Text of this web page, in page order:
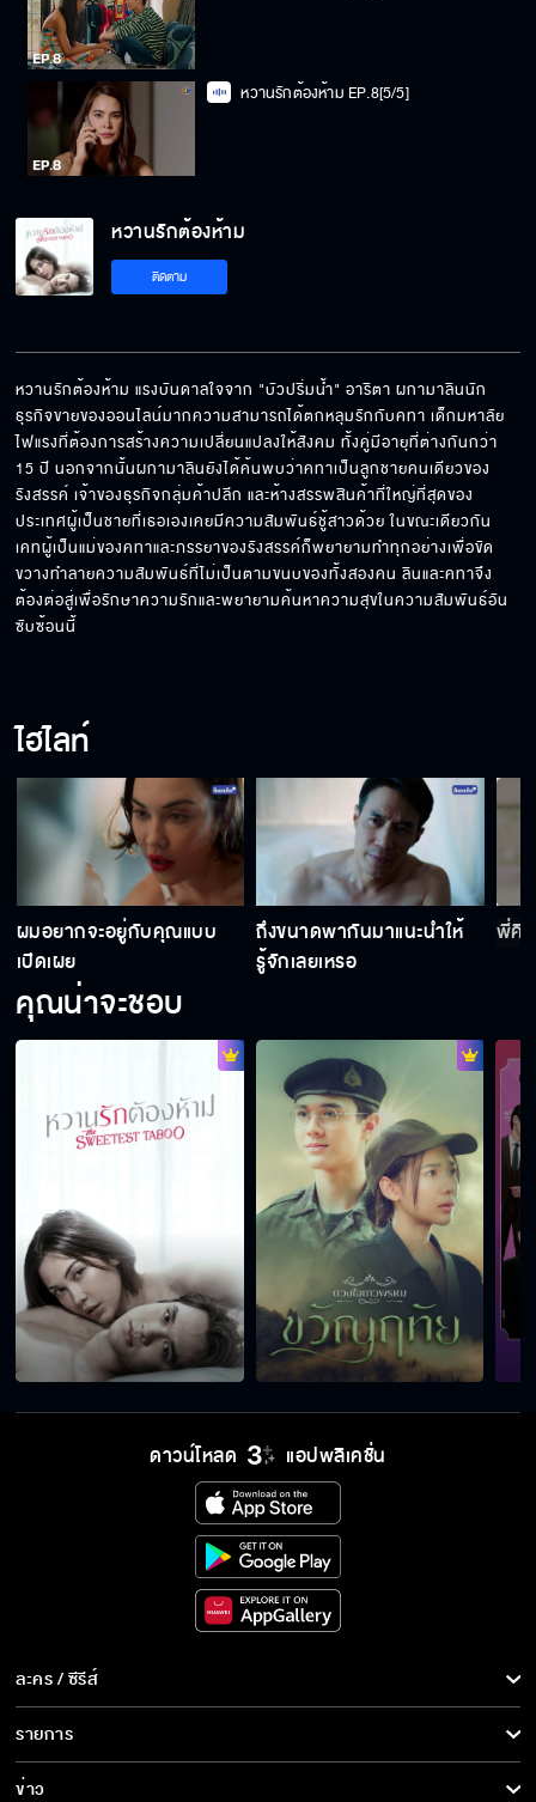
หวานรักต้องห้าม EP.8[5/5]
หวานรักต้องห้าม
ติดตาม
หวานรักต้องห้าม แรงบันดาลใจจาก "บัวปริ่มน้ำ" อาริตา ผกามาลินนัก
ธุรกิจขายของออนไลน์มากความสามารถได้ตกหลุมรักกับคทา เด็กมหาลัย
ไฟแรงที่ต้องการสร้างความเปลี่ยนแปลงให้สังคม ทั้งคู่มีอายุที่ต่างกันกว่า
15 ปี นอกจากนั้นผกามาลินยังได้ค้นพบว่าคทาเป็นลูกชายคนเดียวของ
รังสรรค์ เจ้าของธุรกิจกลุ่มค้าปลีก และห้างสรรพสินค้าที่ใหญ่ที่สุดของ
ประเทศผู้เป็นชายที่เธอเองเคยมีความสัมพันธ์ชู้สาวด้วย ในขณะเดียวกัน
เคทผู้เป็นแม่ของคทาและภรรยาของรังสรรค์ก็พยายามทำทุกอย่างเพื่อขัด
ขวางทำลายความสัมพันธ์ที่ไม่เป็นตามขนบของทั้งสองคน ลินและคทาจึง
ต้องต่อสู่เพื่อรักษาความรักและพยายามค้นหาความสุขในความสัมพันธ์อัน
ซับซ้อนนี้
ไฮไลท์
ผมอยากจะอยู่กับคุณแบบ
เปิดเผย
ถึงขนาดพากันมาแนะนําให้
รู้จักเลยเหรอ
พี่คิด
คุณน่าจะชอบ
ดาวน์โหลด แอปพลิเคชั่น
ละคร / ซีรีส์
ละคร/ซีรีส์
ซีรีส์นานาชาติ
รายการ
รายการทั้งหมด
ข่าว